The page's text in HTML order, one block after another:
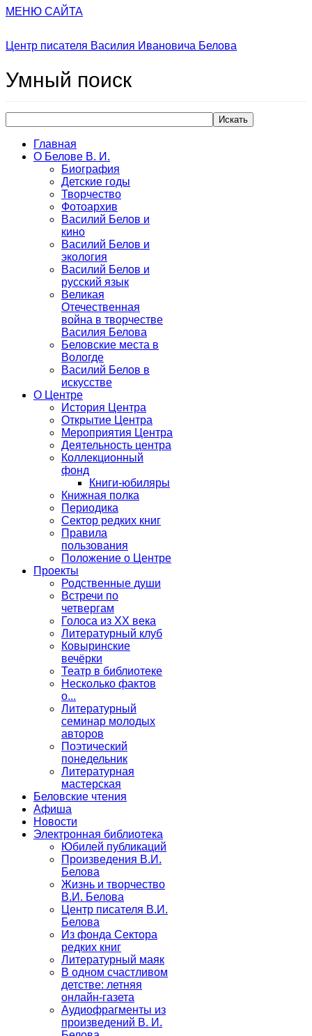
МЕНЮ САЙТА
Центр писателя Василия Ивановича Белова
Умный поиск
Искать
Главная
О Белове В. И.
Биография
Детские годы
Творчество
Фотоархив
Василий Белов и
кино
Василий Белов и
экология
Василий Белов и
русский язык
Великая
Отечественная
война в творчестве
Василия Белова
Беловские места в
Вологде
Василий Белов в
искусстве
О Центре
История Центра
Открытие Центра
Мероприятия Центра
Деятельность центра
Коллекционный
фонд
Книги-юбиляры
Книжная полка
Периодика
Сектор редких книг
Правила
пользования
Положение о Центре
Проекты
Родственные души
Встречи по
четвергам
Голоса из ХХ века
Литературный клуб
Ковыринские
вечёрки
Театр в библиотеке
Несколько фактов
о...
Литературный
семинар молодых
авторов
Поэтический
понедельник
Литературная
мастерская
Беловские чтения
Афиша
Новости
Электронная библиотека
Юбилей публикаций
Произведения В.И.
Белова
Жизнь и творчество
В.И. Белова
Центр писателя В.И.
Белова
Из фонда Сектора
редких книг
Литературный маяк
В одном счастливом
детстве: летняя
онлайн-газета
Аудиофрагменты из
произведений В. И.